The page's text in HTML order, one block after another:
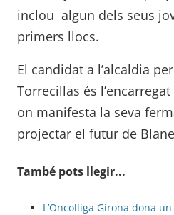
inclou algun dels seus
primers llocs.
El candidat a l’alcaldia
Torrecillas és
on manifesta la seva
projectar el futur de
També pots llegir...
L’Oncolliga Girona dona